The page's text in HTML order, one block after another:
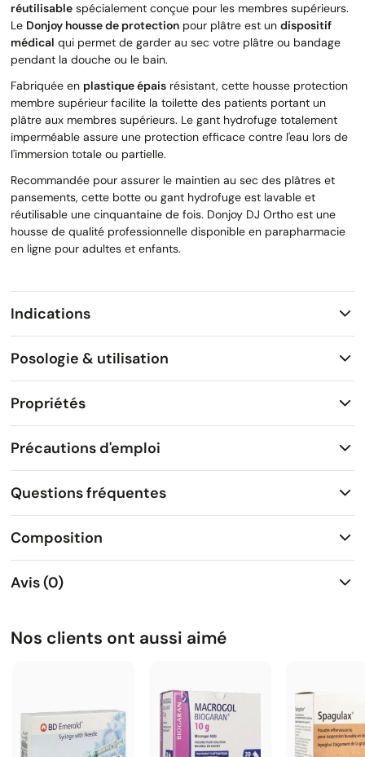
réutilisable spécialement conçue pour les membres supérieurs.
Le Donjoy housse de protection pour plâtre est un dispositif
médical qui permet de garder au sec votre plâtre ou bandage
pendant la douche ou le bain.
Fabriquée en plastique épais résistant, cette housse protection
membre supérieur facilite la toilette des patients portant un
plâtre aux membres supérieurs. Le gant hydrofuge totalement
imperméable assure une protection efficace contre l'eau lors de
l'immersion totale ou partielle.
Recommandée pour assurer le maintien au sec des plâtres et
pansements, cette botte ou gant hydrofuge est lavable et
réutilisable une cinquantaine de fois. Donjoy DJ Ortho est une
housse de qualité professionnelle disponible en parapharmacie
en ligne pour adultes et enfants.
Indications
Posologie & utilisation
Propriétés
Précautions d'emploi
Questions fréquentes
Composition
Avis (0)
Nos clients ont aussi aimé